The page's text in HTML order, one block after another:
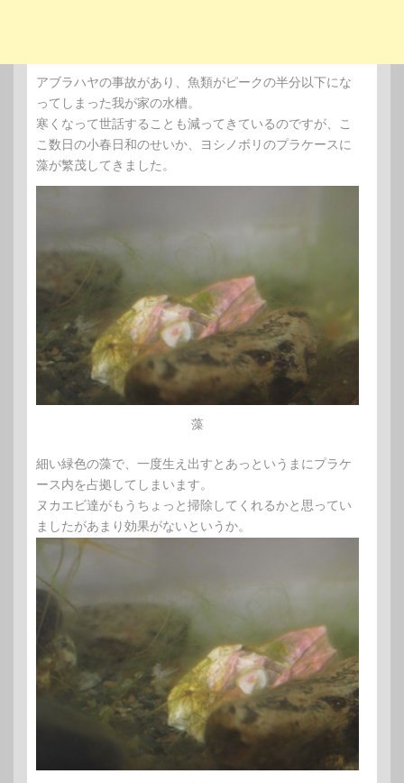
アブラハヤの事故があり、魚類がピークの半分以下にな
ってしまった我が家の水槽。
寒くなって世話することも減ってきているのですが、こ
こ数日の小春日和のせいか、ヨシノボリのプラケースに
藻が繁茂してきました。
藻
細い緑色の藻で、一度生え出すとあっというまにプラケ
ース内を占拠してしまいます。
ヌカエビ達がもうちょっと掃除してくれるかと思ってい
ましたがあまり効果がないというか。